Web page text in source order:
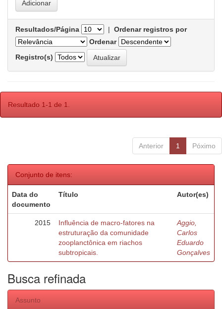
Resultados/Página | Ordenar registros por
Ordenar
Registro(s)
Resultado 1-1 de 1.
Anterior 1 Póximo
Conjunto de itens:
Data do
documento
Título Autor(es)
2015
Influência de macro-fatores na
estruturação da comunidade
zooplanctônica em riachos
subtropicais.
Aggio,
Carlos
Eduardo
Gonçalves
Busca refinada
Assunto